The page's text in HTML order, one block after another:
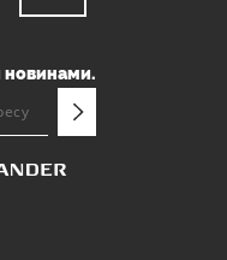
новинами.